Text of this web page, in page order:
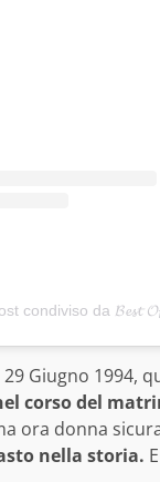
condiviso da 𝓑𝓮𝓼𝓽
29 Giugno 1994,
corso del
ora donna
nella storia.